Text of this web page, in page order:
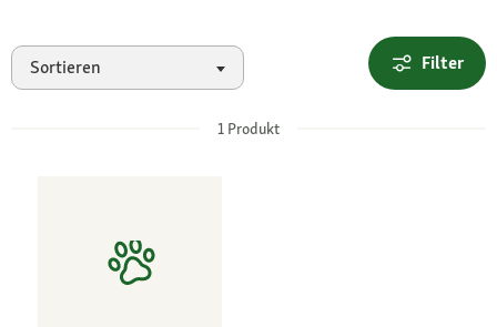
Sortieren Filter
1 Produkt